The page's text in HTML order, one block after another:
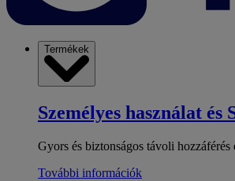
Termékek
Személyes használat és
Gyors és biztonságos távoli hozzáférés
További információk